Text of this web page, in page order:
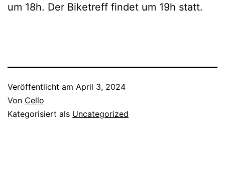
um 18h. Der Biketreff findet um 19h statt.
Veröffentlicht am April 3, 2024
Von Cello
Kategorisiert als Uncategorized